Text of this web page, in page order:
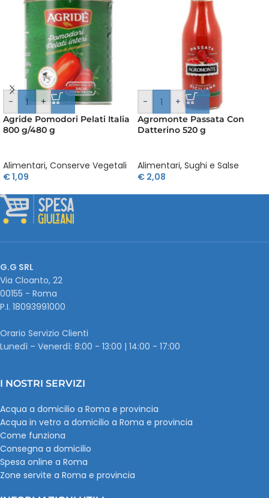
- +
Agride Pomodori Pelati Italia
800 g/480 g
Alimentari, Conserve Vegetali
€1,09
- +
Agromonte Passata Con
Datterino 520 g
Alimentari, Sughi e Salse
€ 2,08
G.G SRL
Via Cloanto, 22
00155 - Roma
P.I. ‭18093991000
Orario Servizio Clienti
Lunedì – Venerdì: 8:00 - 13:00 | 14:00 - 17:00
I NOSTRI SERVIZI
Acqua a domicilio a Roma e provincia
Acqua in vetro a domicilio a Roma e provincia
Come funziona
Consegna a domicilio
Spesa online a Roma
Zone servite a Roma e provincia